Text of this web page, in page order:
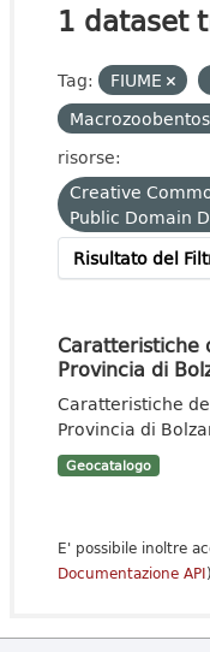
1 dataset
Tag: FIUME
Macrozoobentos
risorse:
Creative
Public Domain
Risultato del
Caratteristiche
Provincia di
Caratteristiche
Provincia di
Geocatalogo
E' possibile inoltre
Documentazione API